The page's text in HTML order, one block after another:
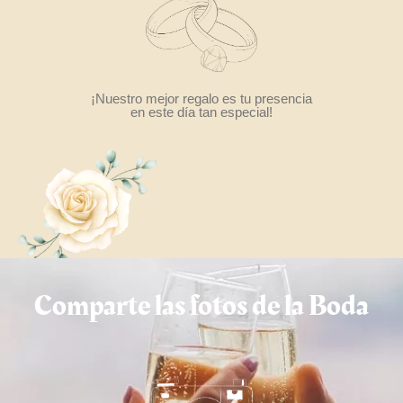
¡Nuestro mejor regalo es tu presencia
en este día tan especial!
Comparte las fotos de la Boda